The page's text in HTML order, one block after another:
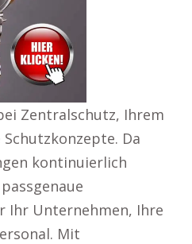
Zentralschutz, Ihrem
Da
kontinuierlich
Ihr Unternehmen, Ihre
Mit